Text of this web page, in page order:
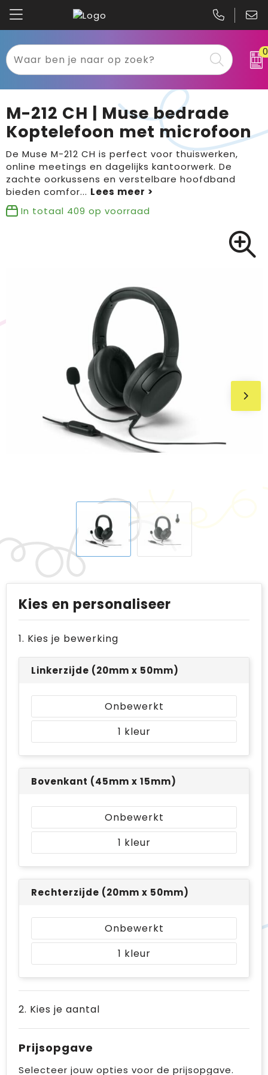
0
Textiel
Werkkleding
Sport
Tassen
Bloemen, planten en bomen
Brievenbuspakketten
Kariban
B&C
Gildan
Clique
Printer
M-212 CH | Muse bedrade
Koptelefoon met microfoon
De Muse M-212 CH is perfect voor thuiswerken,
online meetings en dagelijks kantoorwerk. De
zachte oorkussens en verstelbare hoofdband
bieden comfor...
In totaal 409 op voorraad
Kies en personaliseer
1. Kies je bewerking
Linkerzijde (20mm x 50mm)
Onbewerkt
1
Bovenkant (45mm x 15mm)
Onbewerkt
1
Rechterzijde (20mm x 50mm)
Onbewerkt
1
2. Kies je aantal
Prijsopgave
Selecteer jouw opties voor de prijsopgave.